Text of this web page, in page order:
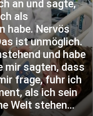
an und sagte,
als
habe. Nervös
ist unmöglich.
und habe
mir sagten, dass
frage, fuhr ich
als ich sein
Welt stehen…